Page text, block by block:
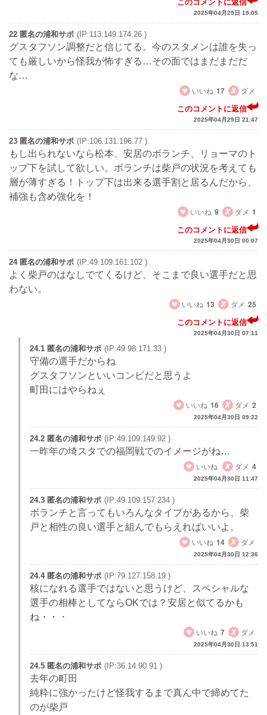
このコメントに返信
2025年04月29日 19:05
22 匿名の浦和サポ (IP:113.149.174.26 )
グスタフソン調整だと信じてる。今のスタメンは誰を失っ
ても厳しいから怪我が怖すぎる…その面ではまだまだだ
な…
いいね 17 ダメ
このコメントに返信
2025年04月29日 21:47
23 匿名の浦和サポ (IP:106.131.196.77 )
もし出られないなら松本、安居のボランチ、リョーマのト
ップ下を試して欲しい。ボランチは柴戸の状況を考えても
層が薄すぎる！トップ下は出来る選手割と居るんだから、
補強も含め強化を！
いいね 9 ダメ 1
このコメントに返信
2025年04月30日 00:07
24 匿名の浦和サポ (IP:49.109.161.102 )
よく柴戸のはなしでてくるけど、そこまで良い選手だと思
わない。
いいね 13 ダメ 25
このコメントに返信
2025年04月30日 07:11
24.1 匿名の浦和サポ (IP:49.98.171.33 )
守備の選手だからね
グスタフソンといいコンビだと思うよ
町田にはやらねぇ
いいね 16 ダメ 2
2025年04月30日 09:22
24.2 匿名の浦和サポ (IP:49.109.149.92 )
一昨年の埼スタでの福岡戦でのイメージがね…
いいね
ダメ 4
2025年04月30日 11:47
24.3 匿名の浦和サポ (IP:49.109.157.234 )
ボランチと言ってもいろんなタイプがあるから、柴
戸と相性の良い選手と組んでもらえればいいよ。
いいね 14 ダメ
2025年04月30日 12:36
24.4 匿名の浦和サポ (IP:79.127.158.19 )
核になれる選手ではないと思うけど、スペシャルな
選手の相棒としてならOKでは？安居と似てるかも
ね・・・
いいね 7 ダメ
2025年04月30日 13:51
24.5 匿名の浦和サポ (IP:36.14.90.91 )
去年の町田
純粋に強かったけど怪我するまで真ん中で締めてた
のが柴戸